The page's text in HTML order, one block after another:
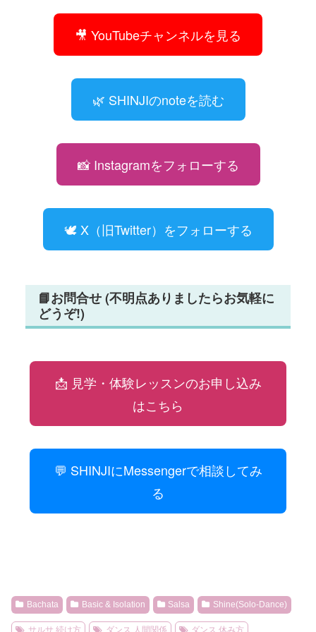
🎥 YouTubeチャンネルを見る
🌿 SHINJIのnoteを読む
📸 Instagramをフォローする
🕊 X（旧Twitter）をフォローする
📘お問合せ (不明点ありましたらお気軽に
どうぞ!)
📩 見学・体験レッスンのお申し込み
はこちら
💬 SHINJIにMessengerで相談してみ
る
Bachata Basic & Isolation Salsa Shine(Solo-Dance)
サルサ 続け方 ダンス 人間関係 ダンス 休み方